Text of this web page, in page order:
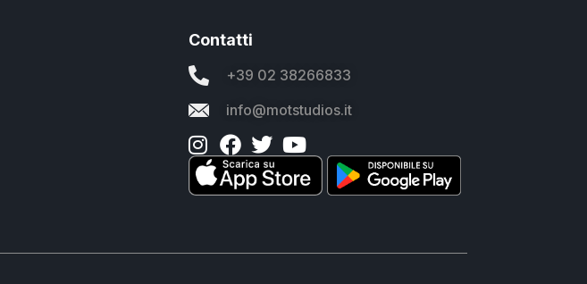
Contatti
+39 02 38266833
info@motstudios.it